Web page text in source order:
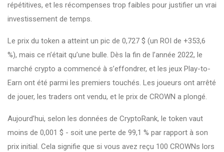
répétitives, et les récompenses trop faibles pour justifier un vrai
investissement de temps.
Le prix du token a atteint un pic de 0,727 $ (un ROI de +353,6
%), mais ce n’était qu’une bulle. Dès la fin de l’année 2022, le
marché crypto a commencé à s’effondrer, et les jeux Play-to-
Earn ont été parmi les premiers touchés. Les joueurs ont arrêté
de jouer, les traders ont vendu, et le prix de CROWN a plongé.
Aujourd’hui, selon les données de CryptoRank, le token vaut
moins de 0,001 $ - soit une perte de 99,1 % par rapport à son
prix initial. Cela signifie que si vous avez reçu 100 CROWNs lors